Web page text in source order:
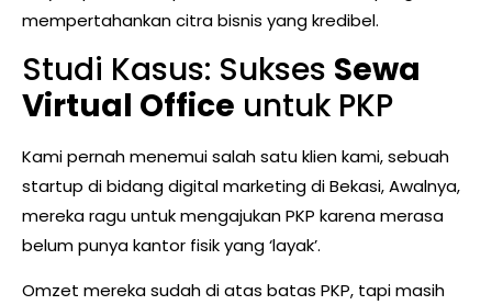
mempertahankan citra bisnis yang kredibel.
Studi Kasus: Sukses Sewa
Virtual Office untuk PKP
Kami pernah menemui salah satu klien kami, sebuah
startup di bidang digital marketing di Bekasi, Awalnya,
mereka ragu untuk mengajukan PKP karena merasa
belum punya kantor fisik yang ‘layak’.
Omzet mereka sudah di atas batas PKP, tapi masih